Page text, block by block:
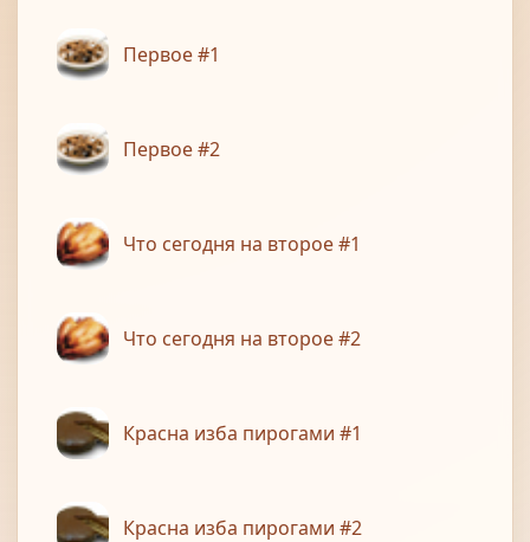
Первое #1
Первое #2
Что сегодня на второе #1
Что сегодня на второе #2
Красна изба пирогами #1
Красна изба пирогами #2